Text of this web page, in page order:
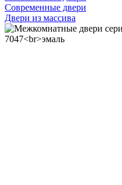
Современные двери
Двери из массива